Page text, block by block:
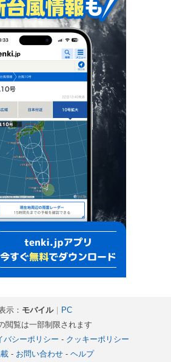
示： モバイル｜ PC
閲覧は一部制限されます
バシーポリシー - クッキーポリシー
- お問い合わせ- ヘルプ